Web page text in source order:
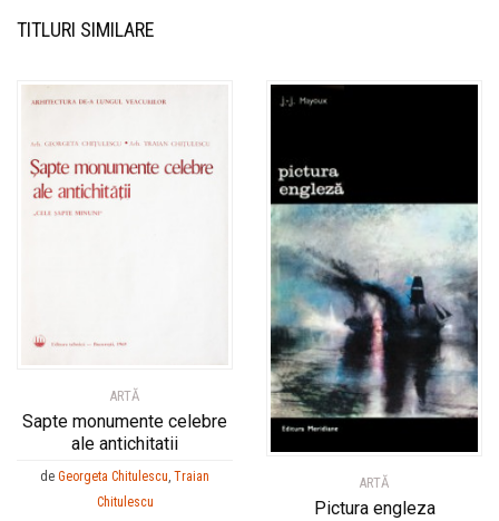
TITLURI SIMILARE
ARTĂ
Sapte monumente celebre
ale antichitatii
de Georgeta Chitulescu Traian
Chitulescu
ARTĂ
Pictura engleza